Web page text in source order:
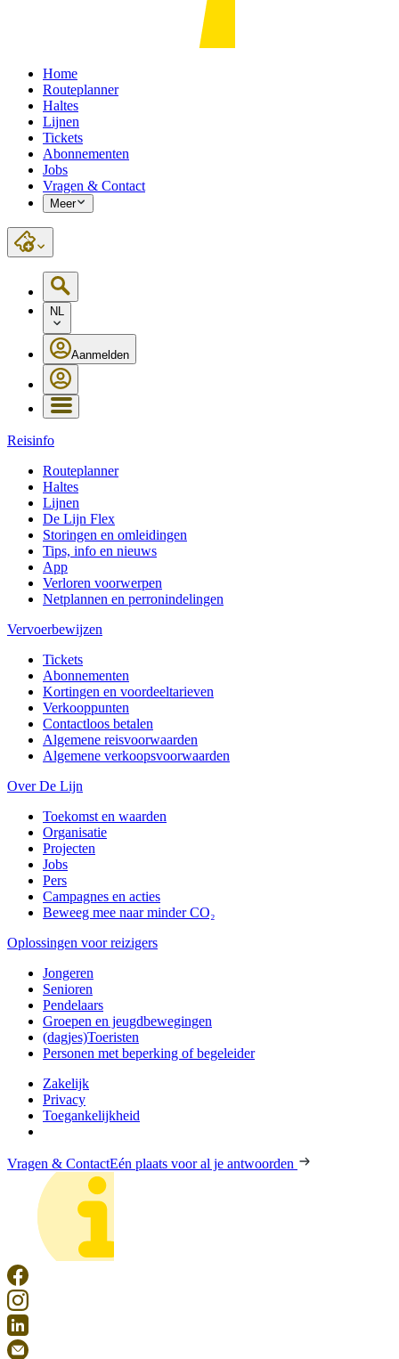
Home
Routeplanner
Haltes
Lijnen
Tickets
Abonnementen
Jobs
Vragen & Contact
Meer
NL
Aanmelden
Reisinfo
Routeplanner
Haltes
Lijnen
De Lijn Flex
Storingen en omleidingen
Tips, info en nieuws
App
Verloren voorwerpen
Netplannen en perronindelingen
Vervoerbewijzen
Tickets
Abonnementen
Kortingen en voordeeltarieven
Verkooppunten
Contactloos betalen
Algemene reisvoorwaarden
Algemene verkoopsvoorwaarden
Over De Lijn
Toekomst en waarden
Organisatie
Projecten
Jobs
Pers
Campagnes en acties
Beweeg mee naar minder CO₂
Oplossingen voor reizigers
Jongeren
Senioren
Pendelaars
Groepen en jeugdbewegingen
(dagjes)Toeristen
Personen met beperking of begeleider
Zakelijk
Privacy
Toegankelijkheid
Vragen & ContactEén plaats voor al je antwoorden